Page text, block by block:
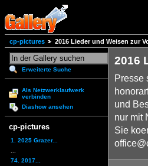
cp-pictures 2016 Lieder und Weisen zur
Erweiterte Suche
Als Netzwerklaufwerk
verbinden
Diashow ansehen
cp-pictures
1. 2025 Grazer...
74. 2017...
2016
Presse
und
nur mit
Sie